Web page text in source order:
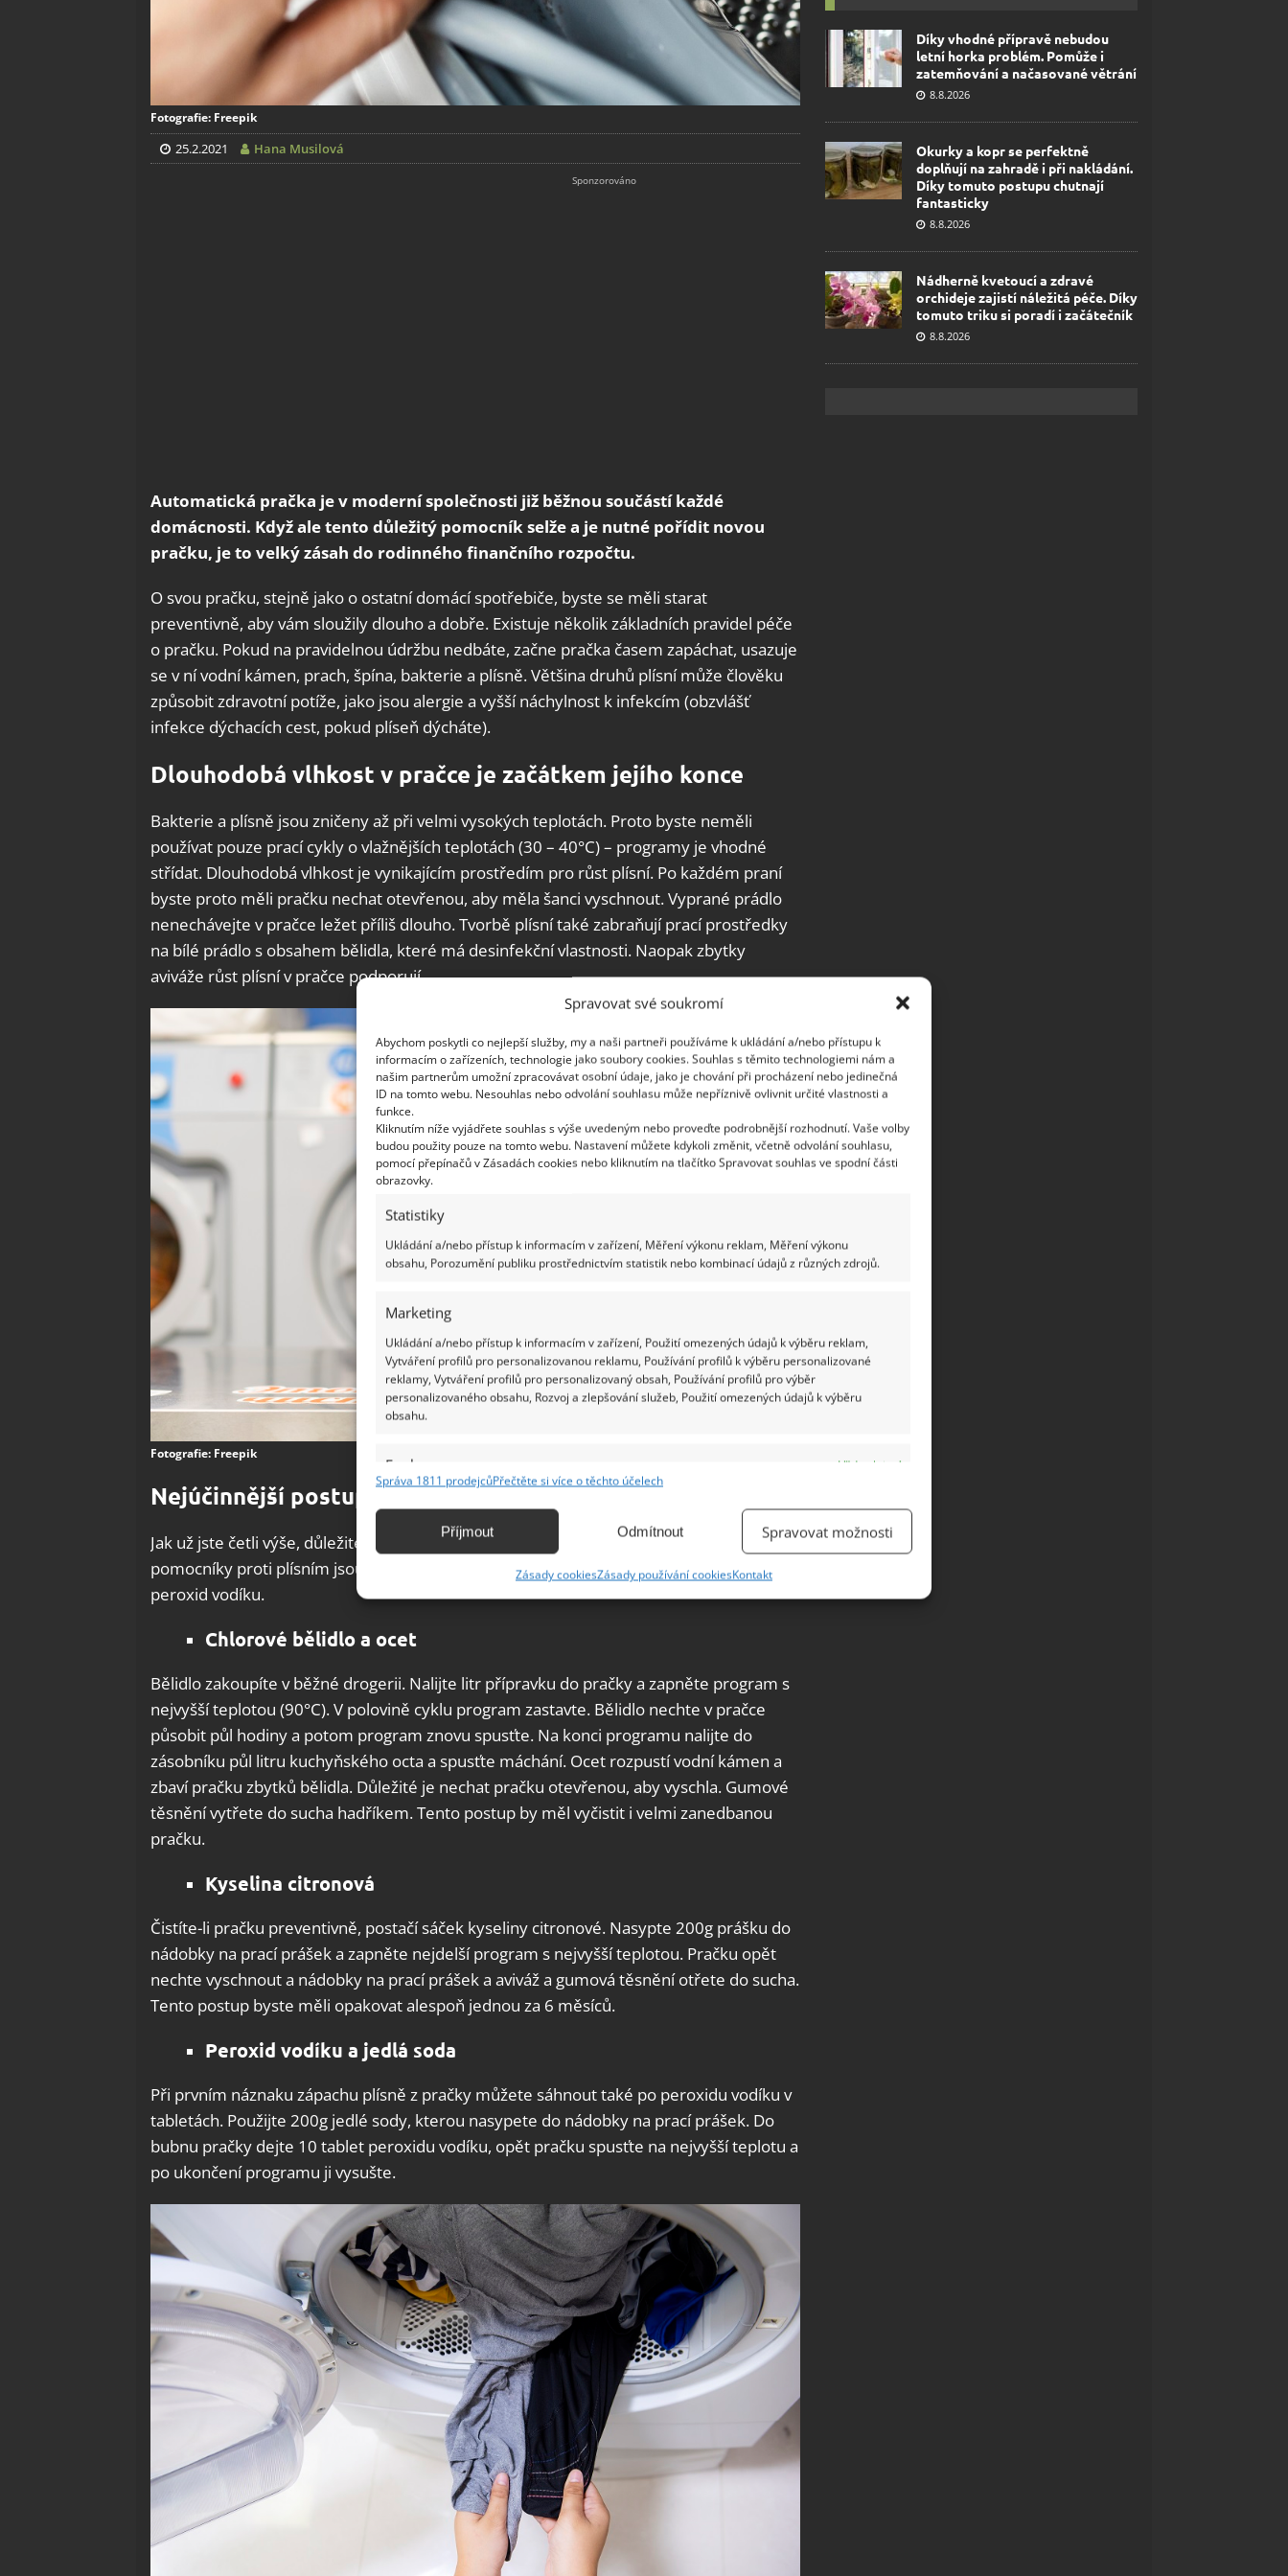
Spravovat své soukromí
Abychom poskytli co nejlepší služby, my a naši partneři používáme k ukládání a/nebo přístupu k
informacím o zařízeních, technologie jako soubory cookies. Souhlas s těmito technologiemi nám a
našim partnerům umožní zpracovávat osobní údaje, jako je chování při procházení nebo jedinečná
ID na tomto webu. Nesouhlas nebo odvolání souhlasu může nepříznivě ovlivnit určité vlastnosti a
funkce.
Kliknutím níže vyjádřete souhlas s výše uvedeným nebo proveďte podrobnější rozhodnutí. Vaše volby
budou použity pouze na tomto webu. Nastavení můžete kdykoli změnit, včetně odvolání souhlasu,
pomocí přepínačů v Zásadách cookies nebo kliknutím na tlačítko Spravovat souhlas ve spodní části
obrazovky.
Statistiky
Ukládání a/nebo přístup k informacím v zařízení, Měření výkonu reklam, Měření výkonu
obsahu, Porozumění publiku prostřednictvím statistik nebo kombinací údajů z různých zdrojů.
Marketing
Ukládání a/nebo přístup k informacím v zařízení, Použití omezených údajů k výběru reklam,
Vytváření profilů pro personalizovanou reklamu, Používání profilů k výběru personalizované
reklamy, Vytváření profilů pro personalizovaný obsah, Používání profilů pro výběr
personalizovaného obsahu, Rozvoj a zlepšování služeb, Použití omezených údajů k výběru
obsahu.
Funkce
Vždy aktivní
Identifikace zařízení na základě automaticky přenášených informací.
základě aktivně vyžádaných informací.
Zajištění bezpečnosti, předcházení a zjišťování podvodů a
Ukládání a sdělování voleb ochrany osobních údajů.
Správa 1811 prodejcůPřečtěte si více o těchto účelech
Příjmout Odmítnout Spravovat možnosti
Zásady cookiesZásady používání cookiesKontakt
Fotografie: Freepik
25.2.2021 Hana Musilová
Automatická pračka je v moderní společnosti již běžnou součástí každé
domácnosti. Když ale tento důležitý pomocník selže a je nutné pořídit novou
pračku, je to velký zásah do rodinného finančního rozpočtu.
O svou pračku, stejně jako o ostatní domácí spotřebiče, byste se měli starat
preventivně, aby vám sloužily dlouho a dobře. Existuje několik základních pravidel péče
o pračku. Pokud na pravidelnou údržbu nedbáte, začne pračka časem zapáchat, usazuje
se v ní vodní kámen, prach, špína, bakterie a plísně. Většina druhů plísní může člověku
způsobit zdravotní potíže, jako jsou alergie a vyšší náchylnost k infekcím (obzvlášť
infekce dýchacích cest, pokud plíseň dýcháte).
Dlouhodobá vlhkost v pračce je začátkem jejího konce
Bakterie a plísně jsou zničeny až při velmi vysokých teplotách. Proto byste neměli
používat pouze prací cykly o vlažnějších teplotách (30 – 40°C) – programy je vhodné
střídat. Dlouhodobá vlhkost je vynikajícím prostředím pro růst plísní. Po každém praní
byste proto měli pračku nechat otevřenou, aby měla šanci vyschnout. Vyprané prádlo
nenechávejte v pračce ležet příliš dlouho. Tvorbě plísní také zabraňují prací prostředky
na bílé prádlo s obsahem bělidla, které má desinfekční vlastnosti. Naopak zbytky
aviváže růst plísní v pračce podporují.
Fotografie: Freepik
Nejúčinnější postupy, jak se zbavit plísní v pračce
Jak už jste četli výše, důležité je pračku větrat a občas prát na vysokou teplotu. Dalšími
pomocníky proti plísním jsou chlorová bělidla a ocet, kyselina citronová, jedlá soda nebo
peroxid vodíku.
Chlorové bělidlo a ocet
Bělidlo zakoupíte v běžné drogerii. Nalijte litr přípravku do pračky a zapněte program s
nejvyšší teplotou (90°C). V polovině cyklu program zastavte. Bělidlo nechte v pračce
působit půl hodiny a potom program znovu spusťte. Na konci programu nalijte do
zásobníku půl litru kuchyňského octa a spusťte máchání. Ocet rozpustí vodní kámen a
zbaví pračku zbytků bělidla. Důležité je nechat pračku otevřenou, aby vyschla. Gumové
těsnění vytřete do sucha hadříkem. Tento postup by měl vyčistit i velmi zanedbanou
pračku.
Kyselina citronová
Čistíte-li pračku preventivně, postačí sáček kyseliny citronové. Nasypte 200g prášku do
nádobky na prací prášek a zapněte nejdelší program s nejvyšší teplotou. Pračku opět
nechte vyschnout a nádobky na prací prášek a aviváž a gumová těsnění otřete do sucha.
Tento postup byste měli opakovat alespoň jednou za 6 měsíců.
Peroxid vodíku a jedlá soda
Při prvním náznaku zápachu plísně z pračky můžete sáhnout také po peroxidu vodíku v
tabletách. Použijte 200g jedlé sody, kterou nasypete do nádobky na prací prášek. Do
bubnu pračky dejte 10 tablet peroxidu vodíku, opět pračku spusťte na nejvyšší teplotu a
po ukončení programu ji vysušte.
Díky vhodné přípravě nebudou
letní horka problém. Pomůže i
zatemňování a načasované větrání
8.8.2026
Okurky a kopr se perfektně
doplňují na zahradě i při nakládání.
Díky tomuto postupu chutnají
fantasticky
8.8.2026
Nádherně kvetoucí a zdravé
orchideje zajistí náležitá péče. Díky
tomuto triku si poradí i začátečník
8.8.2026